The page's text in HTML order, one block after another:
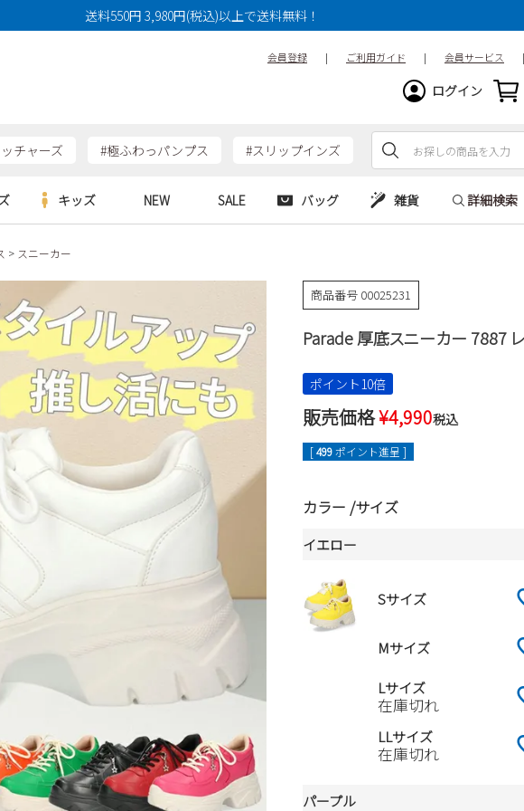
送料550円 3,980円(税込)以上で送料無料！
会員登録 | ご利用ガイド | 会員サービス |
ログイン
チャーズ #極ふわっパンプス #スリップインズ
ルシューズ
ューズ
moz
new balance
puma
カジュアルシューズ
ワークシューズ
ブーツ
ウェア
EDWIN
new balance
キッズ NEW SALE バッグ
ッグ
ーバッグ
雑貨 詳細検索
スニーカー
商品番号 00025231
Parade 厚底スニーカー 7887
ポイント10倍
販売価格¥4,990税込
[499ポイント進呈 ]
カラー サイズ
イエロー
Sサイズ
Mサイズ
Lサイズ
在庫切れ
LLサイズ
在庫切れ
パープル